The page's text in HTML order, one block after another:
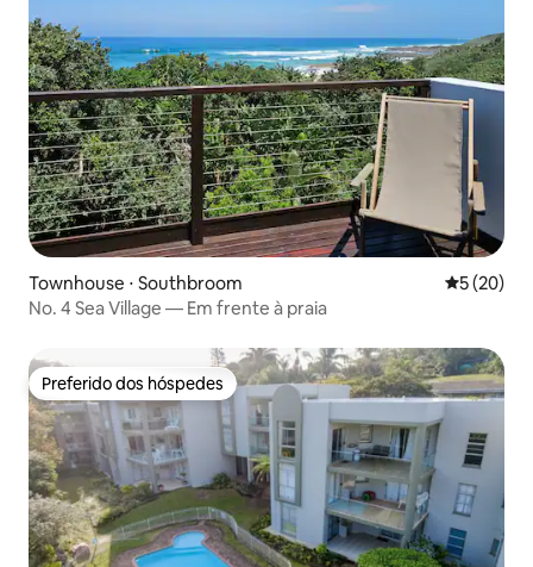
Townhouse ⋅ Southbroom 5 de uma
5 (20)
No. 4 Sea Village — Em frente à praia
Preferido dos hóspedes
Preferido dos hóspedes